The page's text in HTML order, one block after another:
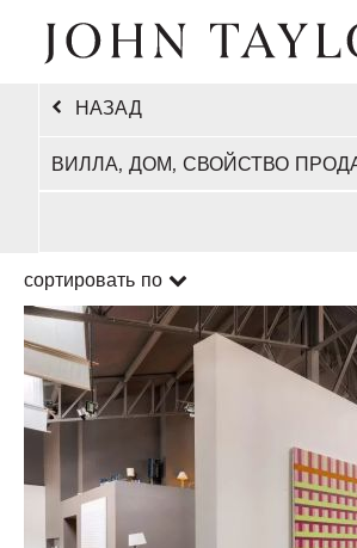
НАЗАД
ВИЛЛА, ДОМ, СВОЙСТВО
сортировать по